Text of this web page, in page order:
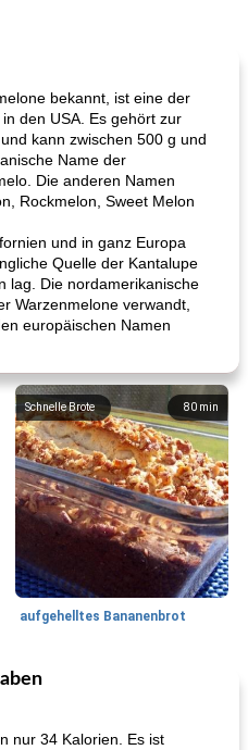
bekannt, ist eine der
den USA. Es gehört zur
kann zwischen 500 g und
Name der
Die anderen Namen
Rockmelon, Sweet Melon
und in ganz Europa
Quelle der Kantalupe
lag. Die nordamerikanische
Warzenmelone verwandt,
europäischen Namen
80 min
Schnelle Brote
aufgehelltes Bananenbrot
Potluck Desserts
nur 34 Kalorien. Es ist